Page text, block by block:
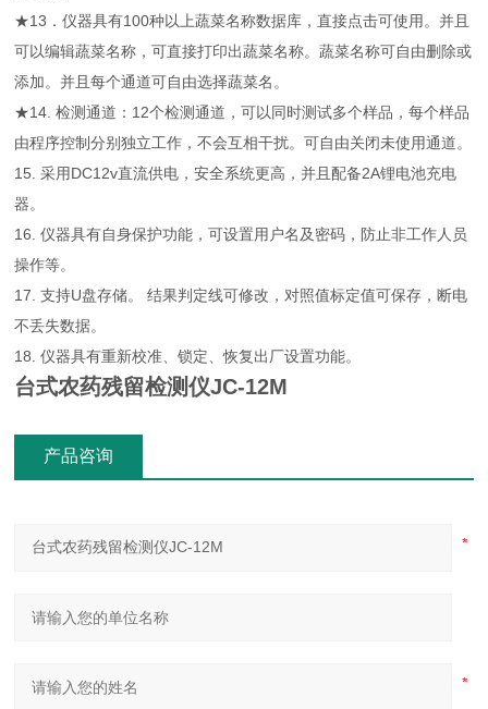
★13．仪器具有100种以上蔬菜名称数据库，直接点击可使用。并且
可以编辑蔬菜名称，可直接打印出蔬菜名称。蔬菜名称可自由删除或
添加。并且每个通道可自由选择蔬菜名。
★14. 检测通道：12个检测通道，可以同时测试多个样品，每个样品
由程序控制分别独立工作，不会互相干扰。可自由关闭未使用通道。
15. 采用DC12v直流供电，安全系统更高，并且配备2A锂电池充电
器。
16. 仪器具有自身保护功能，可设置用户名及密码，防止非工作人员
操作等。
17. 支持U盘存储。 结果判定线可修改，对照值标定值可保存，断电
不丢失数据。
18. 仪器具有重新校准、锁定、恢复出厂设置功能。
台式农药残留检测仪JC-12M
产品咨询